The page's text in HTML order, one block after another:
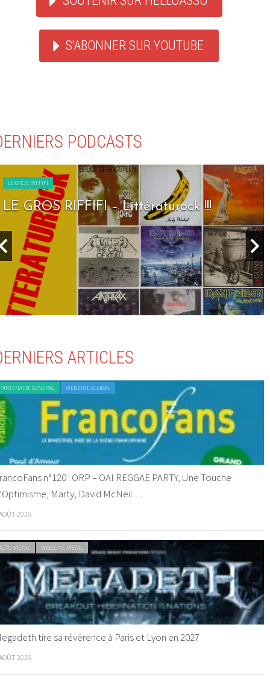
S'ABONNER SUR YOUTUBE
PODCASTS
!!!
LE GROS RIFFIFI
LE GROS RIFFIFI –
ARTICLES
GENERAL WEBZINE GLOBAL
n°120 : ORP – OAI REGGAE PARTY, Une Touche
Marty, David McNeil…
2026
METAL WEBZINE METAL
tire sa révérence à Paris et Lyon en 2027
2026